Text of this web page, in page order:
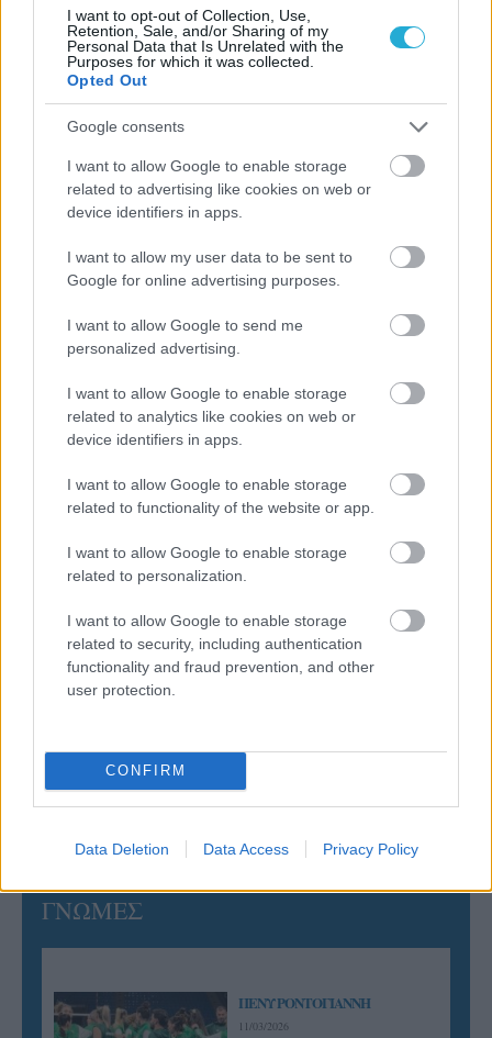
I want to opt-out of Collection, Use,
Retention, Sale, and/or Sharing of my
Personal Data that Is Unrelated with the
Purposes for which it was collected.
Opted Out
Google consents
I want to allow Google to enable storage
related to advertising like cookies on web or
device identifiers in apps.
I want to allow my user data to be sent to
Google for online advertising purposes.
I want to allow Google to send me
personalized advertising.
I want to allow Google to enable storage
related to analytics like cookies on web or
device identifiers in apps.
I want to allow Google to enable storage
related to functionality of the website or app.
I want to allow Google to enable storage
related to personalization.
I want to allow Google to enable storage
related to security, including authentication
functionality and fraud prevention, and other
user protection.
CONFIRM
Data Deletion Data Access Privacy Policy
ΡΟΗ ΕΙΔΗΣΕΩΝ
08/08/2026
Δείπνο της ΕΟΠΕ προς τιμήν του Ισίδωρου Κούβελου
παρουσία των Εθνικών ομάδων
07/08/2026
«Αντίο» με ήττα για τις διεθνείς μας στο τουρνουά του
Ουρμπίνο
06/08/2026
Το πάλεψε μέχρι τέλους η Εθνική γυναικών κόντρα
στην Ιταλία Β’
06/08/2026
Πρωτάθλημα τον Δεκέμβριο – Αντιδρούν οι σύλλογοι
06/08/2026
Έτοιμη για… υψηλές πτήσεις η Μπενφίκα του Ψάρρα
με τον «Ιπτάμενο Ολλανδό» Βίλτενμπουργκ
Ισόπαλο το πρωτο φιλικό τεστ της Εθνικής στο
Ουρμπίνο
ΓΝΩΜΕΣ
ΠΕΝΥ ΡΟΝΤΟΓΙΑΝΝΗ
11/03/2026